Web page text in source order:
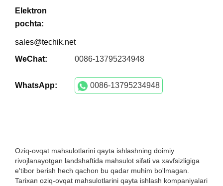
Elektron
pochta:
sales@techik.net
WeChat:
0086-13795234948
WhatsApp: 0086-13795234948
Oziq-ovqat mahsulotlarini qayta ishlashning doimiy
rivojlanayotgan landshaftida mahsulot sifati va xavfsizligiga
e'tibor berish hech qachon bu qadar muhim bo'lmagan.
Tarixan oziq-ovqat mahsulotlarini qayta ishlash kompaniyalari